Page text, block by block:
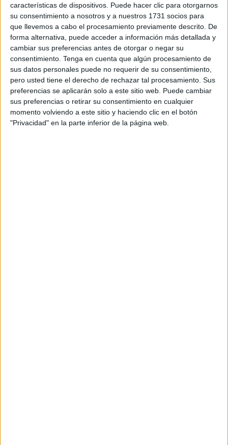
características de dispositivos. Puede hacer clic para otorgarnos
su consentimiento a nosotros y a nuestros 1731 socios para
que llevemos a cabo el procesamiento previamente descrito. De
forma alternativa, puede acceder a información más detallada y
cambiar sus preferencias antes de otorgar o negar su
consentimiento. Tenga en cuenta que algún procesamiento de
sus datos personales puede no requerir de su consentimiento,
pero usted tiene el derecho de rechazar tal procesamiento. Sus
preferencias se aplicarán solo a este sitio web. Puede cambiar
sus preferencias o retirar su consentimiento en cualquier
momento volviendo a este sitio y haciendo clic en el botón
"Privacidad" en la parte inferior de la página web.
víctimas provocadas por laDANA, que "es razonable
pensar que vamos a tener másfallecidos" y ha añadido
que "no se han barajado los datos de 1.900
desaparecidos" en una tragedia que ha conmocionado a
Ceuta.
Así lo ha manifestado el ministro del Interior en
declaraciones al programa Hora 25 de laCadena SER,
recogidas porEFE , en las que ha detallado que "la
actualización es que hay 207 víctimas acreditadas